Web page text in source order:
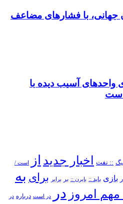
جهانی، با فشارهای مضاعف
واحدهای آسیب دیده با
است
:: نفت اخبار جدید از است /
بازی باید :: بایرن :: بر برابر برای به
امروز در در است درباره در